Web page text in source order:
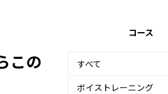
この
コース
すべて
ボイストレーニング